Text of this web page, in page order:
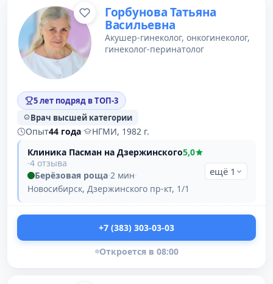
Горбунова Татьяна
Васильевна
Акушер-гинеколог, онкогинеколог,
гинеколог-перинатолог
5 лет подряд в ТОП-3
Врач высшей категории
Опыт44 года·
НГМИ, 1982 г.
Клиника Пасман на Дзержинского5,0
·4 отзыва
Берёзовая роща·2 мин·
Новосибирск, Дзержинского пр-кт, 1/1
ещё 1
+7 (383) 303-03-03
Откроется в 08:00